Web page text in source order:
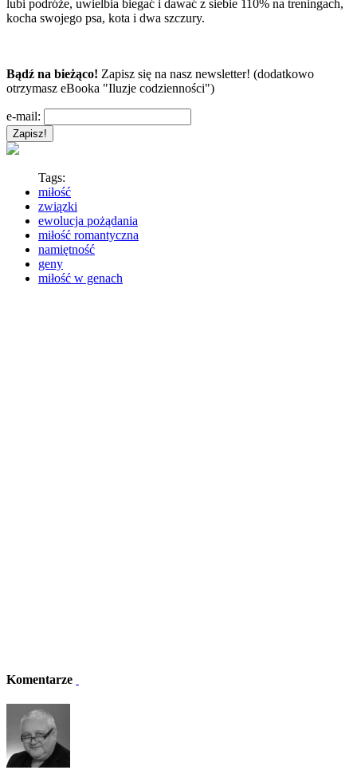
lubi podróże, uwielbia biegać i dawać z siebie 110% na treningach,
kocha swojego psa, kota i dwa szczury.
Bądź na bieżąco! Zapisz się na nasz newsletter! (dodatkowo
otrzymasz eBooka "Iluzje codzienności")
e-mail:
Tags:
miłość
związki
ewolucja pożądania
miłość romantyczna
namiętność
geny
miłość w genach
Komentarze